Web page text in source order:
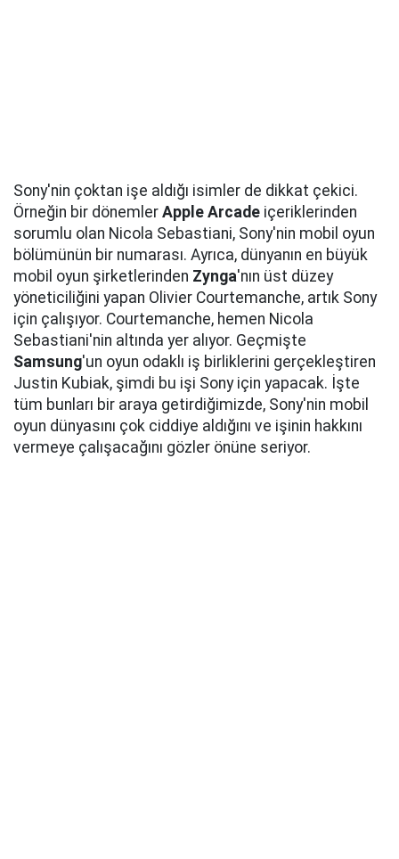
Sony'nin çoktan işe aldığı isimler de dikkat çekici.
Örneğin bir dönemler Apple Arcade içeriklerinden
sorumlu olan Nicola Sebastiani, Sony'nin mobil oyun
bölümünün bir numarası. Ayrıca, dünyanın en büyük
mobil oyun şirketlerinden Zynga'nın üst düzey
yöneticiliğini yapan Olivier Courtemanche, artık Sony
için çalışıyor. Courtemanche, hemen Nicola
Sebastiani'nin altında yer alıyor. Geçmişte
Samsung'un oyun odaklı iş birliklerini gerçekleştiren
Justin Kubiak, şimdi bu işi Sony için yapacak. İşte
tüm bunları bir araya getirdiğimizde, Sony'nin mobil
oyun dünyasını çok ciddiye aldığını ve işinin hakkını
vermeye çalışacağını gözler önüne seriyor.